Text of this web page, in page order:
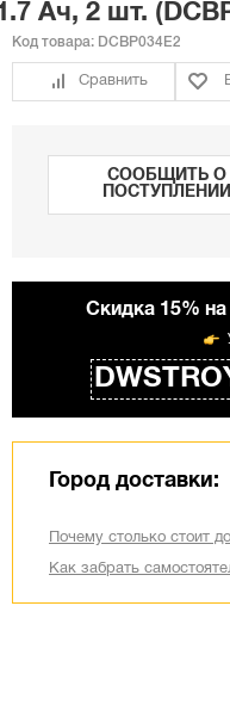
Ач, 2 шт.
Код товара: DCBP034E2
Сравнить
СООБЩИТЬ О
ПОСТУПЛЕНИИ
Cкидка 15%
Город доставки:
Почему столько стоит
Как забрать